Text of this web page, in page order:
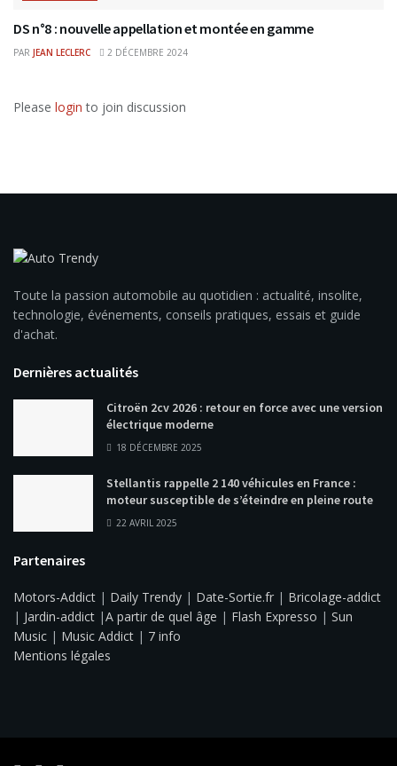
DS n°8 : nouvelle appellation et montée en gamme
PAR JEAN LECLERC 2 DÉCEMBRE 2024
Please login to join discussion
Toute la passion automobile au quotidien : actualité, insolite,
technologie, événements, conseils pratiques, essais et guide
d'achat.
Dernières actualités
Citroën 2cv 2026 : retour en force avec une version
électrique moderne
18 DÉCEMBRE 2025
Stellantis rappelle 2 140 véhicules en France :
moteur susceptible de s’éteindre en pleine route
22 AVRIL 2025
Partenaires
Motors-Addict | Daily Trendy | Date-Sortie.fr | Bricolage-addict
| Jardin-addict |A partir de quel âge | Flash Expresso | Sun
Music | Music Addict | 7 info
Mentions légales